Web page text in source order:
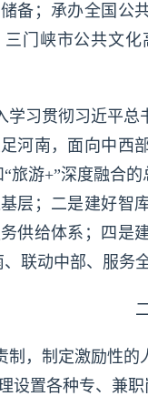
备；承办全国公
门峡市公共文
习贯彻习近平总
河南，面向中西
旅游+”深度融合
层；二是建好智
供给体系；四是
联动中部、服务
，制定激励性的
设置各种专、兼